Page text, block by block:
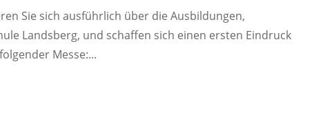
Sie sich ausführlich über die Ausbildungen,
Landsberg, und schaffen sich einen ersten Eindruck
Messe:...